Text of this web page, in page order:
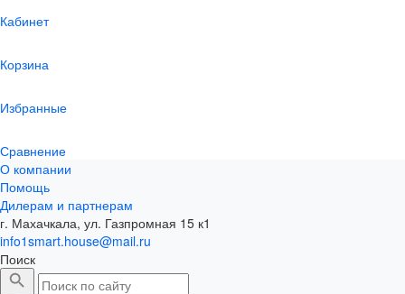
Кабинет
Корзина
Избранные
Сравнение
О компании
Помощь
Дилерам и партнерам
г. Махачкала, ул. Газпромная 15 к1
info1smart.house@mail.ru
Поиск